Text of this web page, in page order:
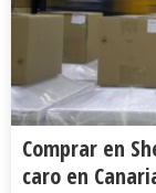
Comprar en
caro en